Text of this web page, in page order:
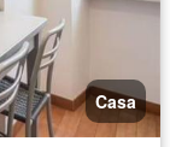
Casa